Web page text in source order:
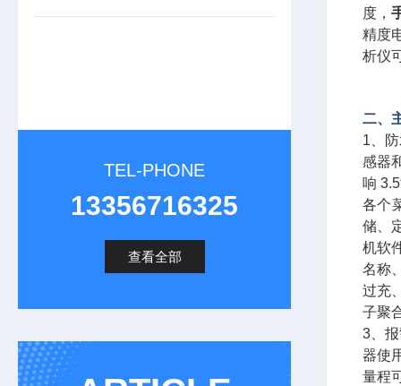
TEL-PHONE
13356716325
查看全部
度，
精度
析仪
二、
1、
感器
响
各个
储、
机软
名称
过充
子聚
3、
器使
量程